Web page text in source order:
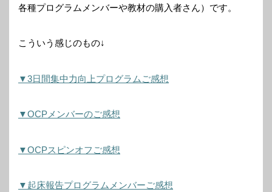
各種プログラムメンバーや教材の購入者さん）です。
こういう感じのもの↓
▼3日間集中力向上プログラムご感想
▼OCPメンバーのご感想
▼OCPスピンオフご感想
▼起床報告プログラムメンバーご感想